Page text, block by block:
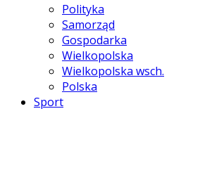
Polityka
Samorząd
Gospodarka
Wielkopolska
Wielkopolska wsch.
Polska
Sport